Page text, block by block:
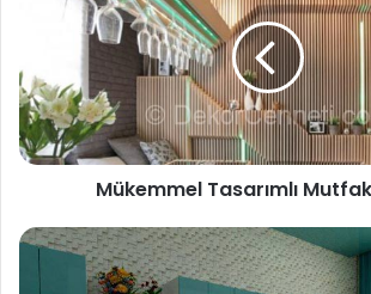
Mükemmel Tasarımlı